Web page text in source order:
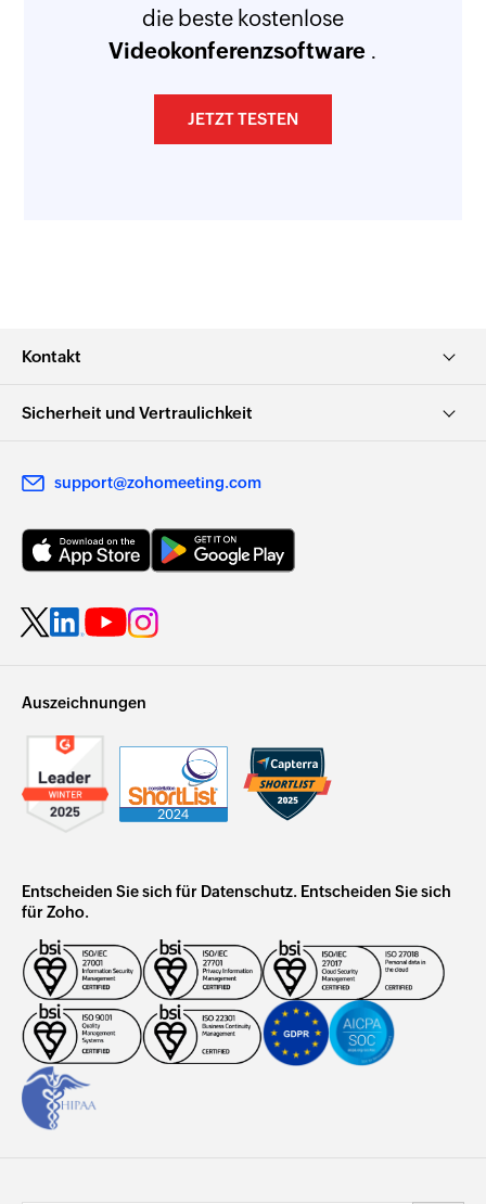
die beste kostenlose
Videokonferenzsoftware .
JETZT TESTEN
Kontakt
Sicherheit und Vertraulichkeit
support@zohomeeting.com
Auszeichnungen
Entscheiden Sie sich für Datenschutz. Entscheiden Sie sich
für Zoho.